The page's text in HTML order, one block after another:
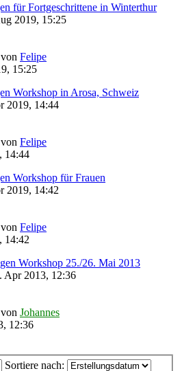
für Fortgeschrittene in Winterthur
2019, 15:25
von Felipe
15:25
Workshop in Arosa, Schweiz
2019, 14:44
von Felipe
14:44
Workshop für Frauen
2019, 14:42
von Felipe
14:42
Workshop 25./26. Mai 2013
Apr 2013, 12:36
von Johannes
12:36
Sortiere nach: